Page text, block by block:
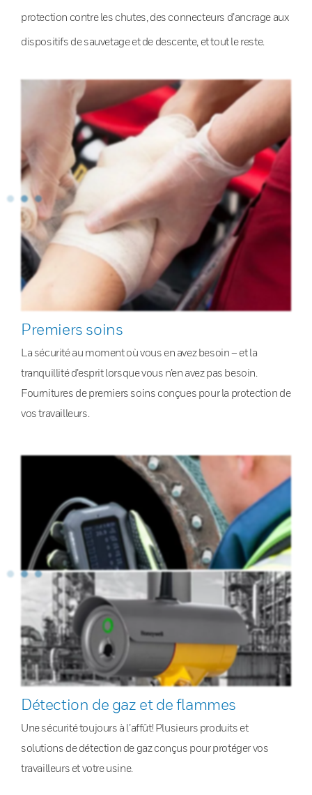
protection contre les chutes, des connecteurs d’ancrage aux
dispositifs de sauvetage et de descente, et tout le reste.
Premiers soins
La sécurité au moment où vous en avez besoin – et la
tranquillité d’esprit lorsque vous n’en avez pas besoin.
Fournitures de premiers soins conçues pour la protection de
vos travailleurs.
Détection de gaz et de flammes
Une sécurité toujours à l’affût! Plusieurs produits et
solutions de détection de gaz conçus pour protéger vos
travailleurs et votre usine.